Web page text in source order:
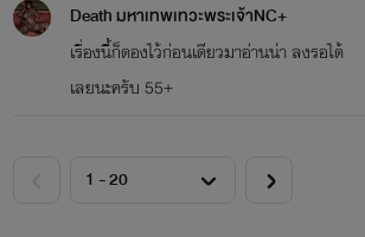
Death มหาเทพเทวะพระเจ้าNC+
เรื่องนี้ก็ดองไว้ก่อนเดียวมาอ่านน่า ลงรอได้
เลยนะครับ 55+